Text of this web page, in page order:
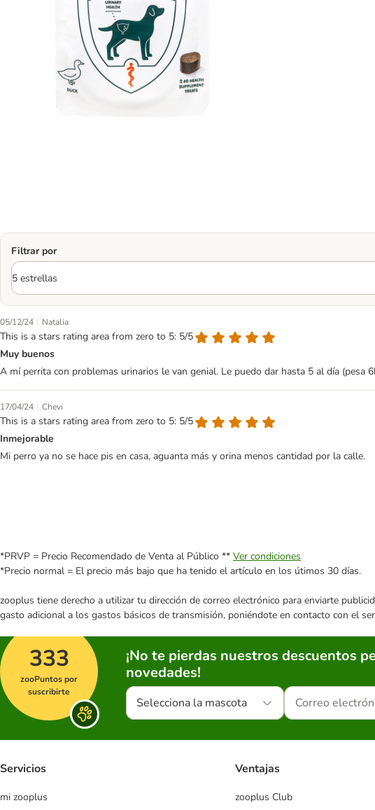
Filtrar por
05/12/24 | Natalia
This is a stars rating area from zero to 5: 5/5
Muy buenos
A mí perrita con problemas urinarios le van genial. Le puedo dar hasta 5 al día (pesa
17/04/24 | Chevi
This is a stars rating area from zero to 5: 5/5
Inmejorable
Mi perro ya no se hace pis en casa, aguanta más y orina menos cantidad por la calle.
*PRVP = Precio Recomendado de Venta al Público ** Ver condiciones
*Precio normal = El precio más bajo que ha tenido el artículo en los útimos 30 días.
zooplus tiene derecho a utilizar tu dirección de correo electrónico para enviarte
gasto adicional a los gastos básicos de transmisión, poniéndote en contacto con el
333
zooPuntos por
suscribirte
¡No te pierdas nuestros descuentos
novedades!
Selecciona la mascota
Servicios
mi zooplus
Ventajas
zooplus Club